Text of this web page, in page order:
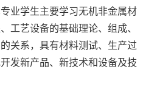
业学生主要学习无机非金属材
工艺设备的基础理论、组成、
关系，具有材料测试、生产过
发新产品、新技术和设备及技